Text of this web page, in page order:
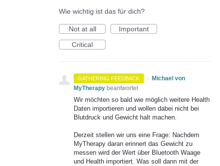
Wie wichtig ist das für dich?
Not at all
Important
Critical
GATHERING FEEDBACK ·
Michael von
MyTherapy beantwortet
Wir möchten so bald wie möglich weitere Health
Daten importieren und wollen dabei nicht bei
Blutdruck und Gewicht halt machen.
Derzeit stellen wir uns eine Frage: Nachdem
MyTherapy daran erinnert das Gewicht zu
messen wird der Wert über Bluetooth Waage
und Health importiert. Was soll dann mit der